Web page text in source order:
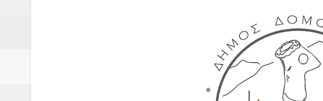
ΝΟΕΜΒΡΙΟΣ 1943 80 χρόνια από το κάψιμο
Αδελφές Αλεξανδρή: Οι τρίδυμες